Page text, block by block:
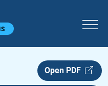
Open PDF